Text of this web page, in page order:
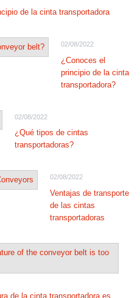
de la cinta transportadora
02/08/2022
¿Conoces el
principio de la cinta
transportadora?
02/08/2022
¿Qué tipos de cintas
transportadoras?
02/08/2022
Ventajas de transporte
de las cintas
transportadoras
de la cinta transportadora es